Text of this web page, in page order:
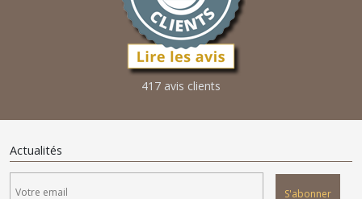
417 avis clients
Actualités
S'abonner